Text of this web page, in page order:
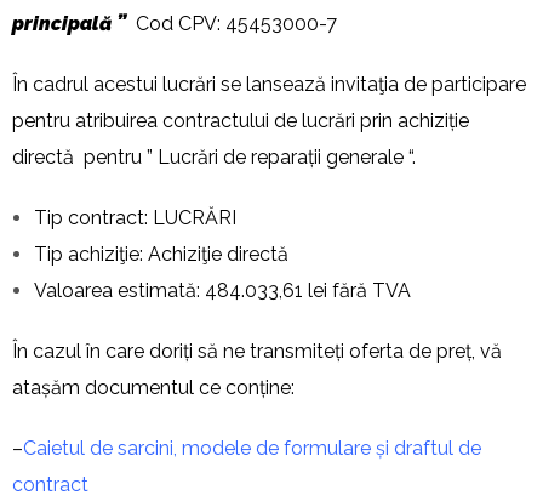
principală ”Cod CPV: 45453000-7
În cadrul acestui lucrări se lansează invitaţia de participare
pentru atribuirea contractului de lucrări prin achiziție
directă pentru ” Lucrări de reparații generale “.
Tip contract: LUCRĂRI
Tip achiziţie: Achiziţie directă
Valoarea estimată: 484.033,61 lei fără TVA
În cazul în care doriți să ne transmiteți oferta de preț, vă
atașăm documentul ce conține:
–Caietul de sarcini, modele de formulare și draftul de
contract